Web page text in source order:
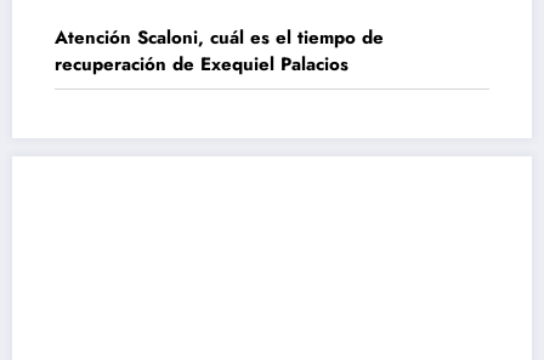
Atención Scaloni, cuál es el tiempo de
recuperación de Exequiel Palacios